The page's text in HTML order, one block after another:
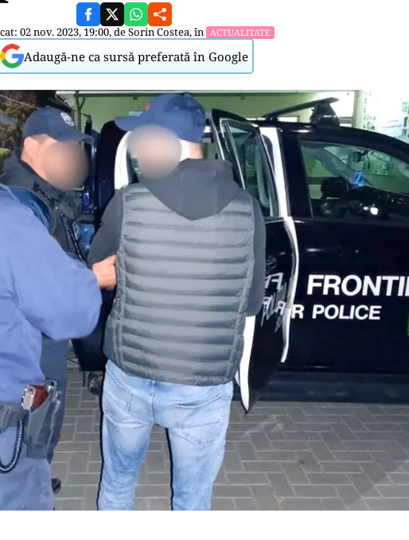
02 nov. 2023, 19:00, deSorin Costea, în ACTUALITATE
Adaugă-ne ca sursă preferată în Google